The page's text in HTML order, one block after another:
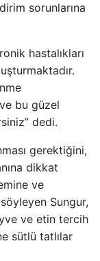
sorunlarına
hastalıkları
bu güzel
dedi.
gerektiğini,
dikkat
ve
Sungur,
ve etin tercih
sütlü tatlılar